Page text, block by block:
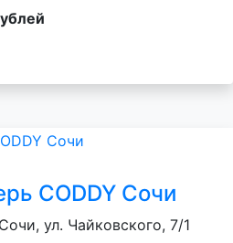
CODDY Сочи
ул. Чайковского, 7/1